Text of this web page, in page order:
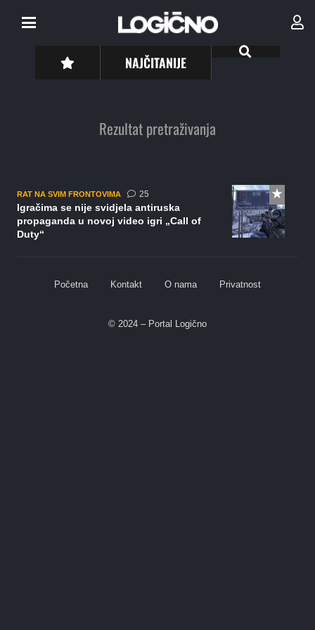
NAJČITANIJE
Rezultat pretraživanja
RAT NA SVIM FRONTOVIMA 25komentara
Igračima se nije svidjela antiruska
propaganda u novoj video igri „Call of
Duty“
Početna Kontakt O nama Privatnost
© 2024 – Portal Logično